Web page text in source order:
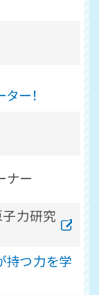
ー！
ナー
力研究
持つ力を学